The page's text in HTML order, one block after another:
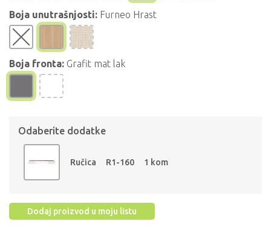
Boja unutrašnjosti: Furneo Hrast
Boja fronta: Grafit mat lak
Odaberite dodatke
Ručica R1-160 1 kom
Dodaj proizvod u moju listu